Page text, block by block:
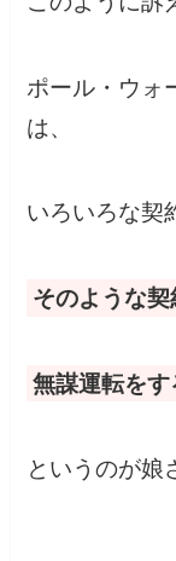
ポール・ウォ
は、
いろいろな契
そのような契
無謀運転を
というのが娘